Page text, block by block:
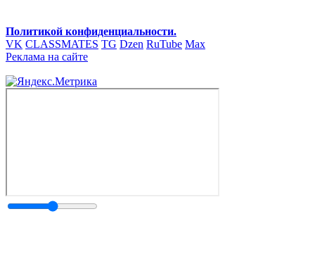
Политикой конфиденциальности.
VK CLASSMATES TG Dzen RuTube Max
Реклама на сайте